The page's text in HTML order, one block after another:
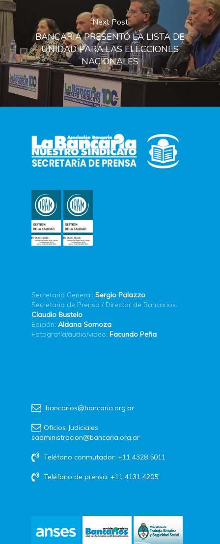
Next Post
BANCARIA PRESENTÓ LA LISTA DE
UNIDAD PARA LAS ELECCIONES
NACIONALES
Secretario General: Sergio Palazzo
Secretario de Prensa / Director de Bancarios:
Claudio Bustelo
Edición: Aldana Somoza
Fotografía/audio/video: Facundo Peña
bancarios@bancaria.org.ar
Oficios Judiciales
sadministracion@bancaria.org.ar
Teléfono conmutador: +11 4328 5011
Teléfono de prensa: +11 4131 4205